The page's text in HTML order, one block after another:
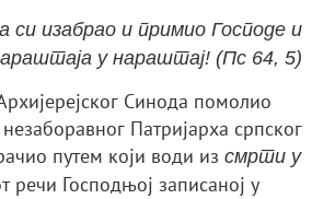
си изабрао и примио Господе и
у нараштај! (Пс 64, 5)
Синода помолио
Патријарха српског
путем који води из смрти у
речи Господњој записаној у